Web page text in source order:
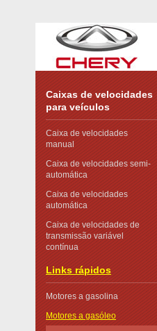
Caixas de velocidades
para veículos
Caixa de velocidades
manual
Caixa de velocidades semi-
automática
Caixa de velocidades
automática
Caixa de velocidades de
transmissão variável
contínua
Links rápidos
Motores a gasolina
Motores a gasóleo